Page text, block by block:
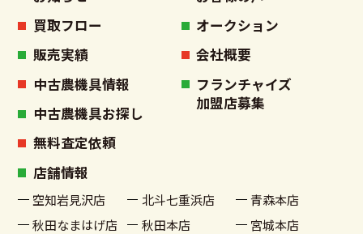
買取フロー
販売実績
中古農機具情報
中古農機具お探し
無料査定依頼
オークション
会社概要
フランチャイズ
加盟店募集
店舗情報
空知岩見沢店 北斗七重浜店
青森本店
秋田なまはげ店
秋田本店
宮城本店